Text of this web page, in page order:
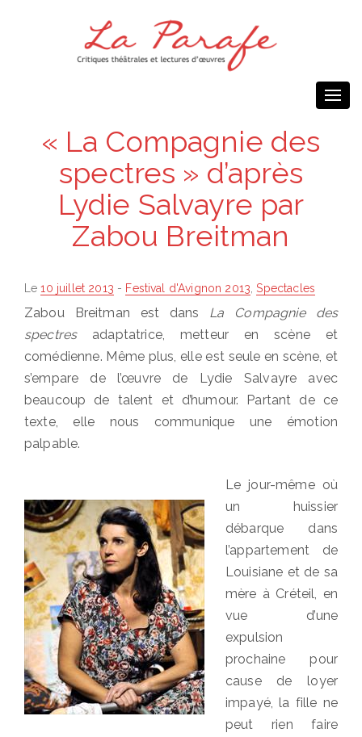
« La Compagnie des
spectres » d’après
Lydie Salvayre par
Zabou Breitman
LePosted
on
10 juillet 2013 - Festival d'Avignon 2013 ,Spectacles
Zabou Breitman est dans La Compagnie des
spectresadaptatrice, metteur en scène et
comédienne. Même plus, elle est seule en scène, et
s’empare de l’œuvre de Lydie Salvayre avec
beaucoup de talent et d’humour. Partant de ce
texte, elle nous communique une émotion
palpable.
Le jour-même où
un huissier
débarque dans
l’appartement de
Louisiane et de sa
mère à Créteil, en
vue d’une
expulsion
prochaine pour
cause de loyer
impayé, la fille ne
peut rien faire